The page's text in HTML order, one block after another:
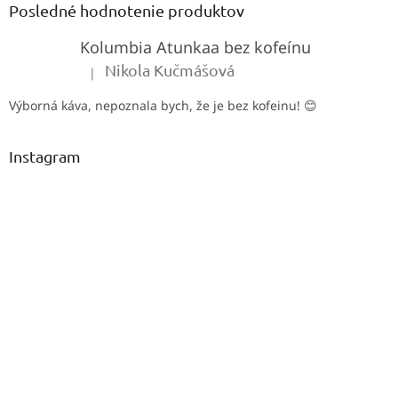
Posledné hodnotenie produktov
Kolumbia Atunkaa bez kofeínu
Hodnotenie produktu je 5 z 5 hviezdičiek.
| Nikola Kučmášová
Výborná káva, nepoznala bych, že je bez kofeinu! 😊
Instagram